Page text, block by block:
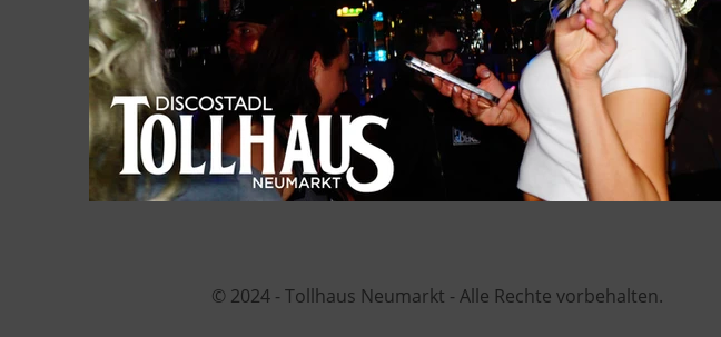
© 2024 - Tollhaus Neumarkt - Alle Rechte vorbehalten.